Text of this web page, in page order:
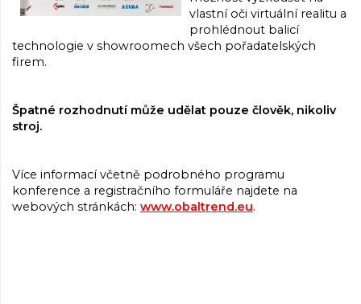
vlastní oči virtuální realitu a
prohlédnout balicí
technologie v showroomech všech pořadatelských
firem.
Špatné rozhodnutí může udělat pouze člověk, nikoliv
stroj.
Více informací včetně podrobného programu
konference a registračního formuláře najdete na
webových stránkách: www.obaltrend.eu.